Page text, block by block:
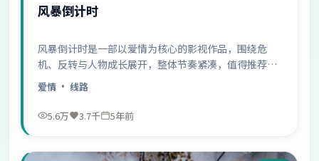
风暴倒计时
风暴倒计时是一部以爱情为核心的影视作品，围绕危
机、反转与人物成长展开，整体节奏紧凑，值得推荐观
看。
爱情 · 线路
5.6万 3.7千 5年前